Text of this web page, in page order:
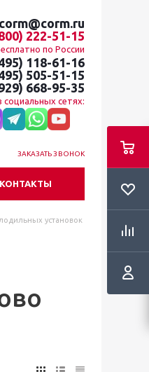
corm@corm.ru
222-51-15
по России
118-61-16
505-51-15
668-95-35
сетях:
ЗАКАЗАТЬ ЗВОНОК
КОНТАКТЫ
установок